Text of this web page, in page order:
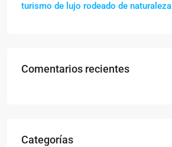
turismo de lujo rodeado de naturaleza
Comentarios recientes
Categorías